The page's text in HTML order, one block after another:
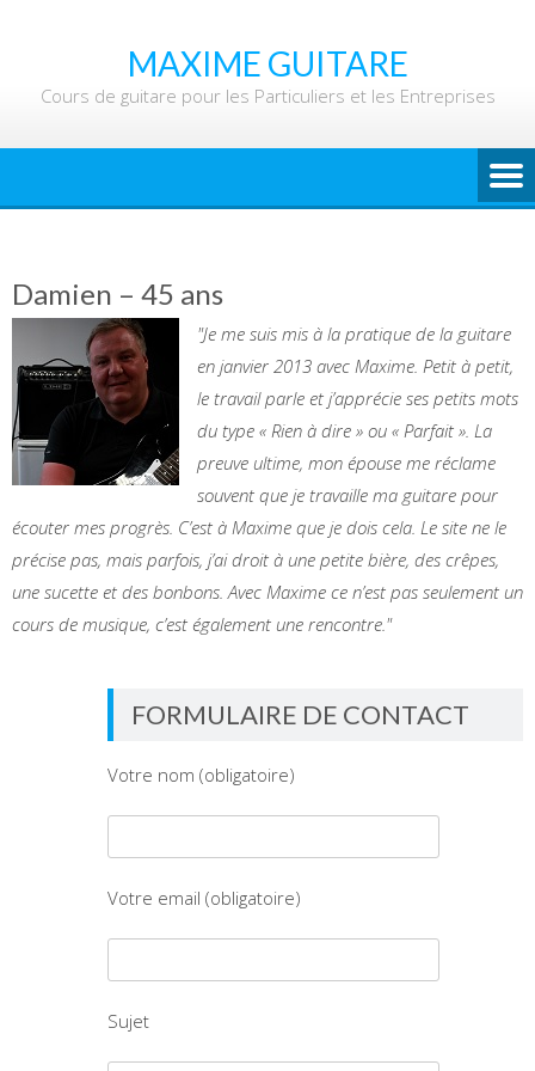
MAXIME GUITARE
Cours de guitare pour les Particuliers et les Entreprises
Damien – 45 ans
"Je me suis mis à la pratique de la guitare
en janvier 2013 avec Maxime. Petit à petit,
le travail parle et j’apprécie ses petits mots
du type « Rien à dire » ou « Parfait ». La
preuve ultime, mon épouse me réclame
souvent que je travaille ma guitare pour
écouter mes progrès. C’est à Maxime que je dois cela. Le site ne le
précise pas, mais parfois, j’ai droit à une petite bière, des crêpes,
une sucette et des bonbons. Avec Maxime ce n’est pas seulement un
cours de musique, c’est également une rencontre."
FORMULAIRE DE CONTACT
Votre nom (obligatoire)
Votre email (obligatoire)
Sujet